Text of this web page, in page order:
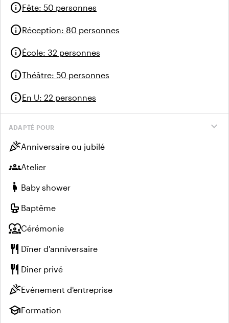
infoFête: 50 personnes
infoRéception: 80 personnes
infoÉcole: 32 personnes
infoThéâtre: 50 personnes
infoEn U: 22 personnes
expand_more
ADAPTÉ POUR
celebrationAnniversaire ou jubilé
groupsAtelier
pregnant_woman Baby shower
crib Baptême
diversity_1Cérémonie
restaurant Dîner d'anniversaire
restaurant Dîner privé
celebrationEvénement d'entreprise
schoolFormation